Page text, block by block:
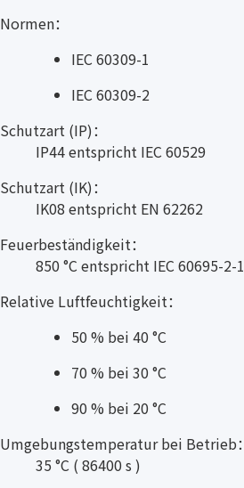
Normen：
IEC 60309-1
IEC 60309-2
Schutzart (IP)：
IP44 entspricht IEC 60529
Schutzart (IK)：
IK08 entspricht EN 62262
Feuerbeständigkeit：
850 °C entspricht IEC 60695-2-1
Relative Luftfeuchtigkeit：
50 % bei 40 °C
70 % bei 30 °C
90 % bei 20 °C
Umgebungstemperatur bei Betrieb：
35 °C ( 86400 s )